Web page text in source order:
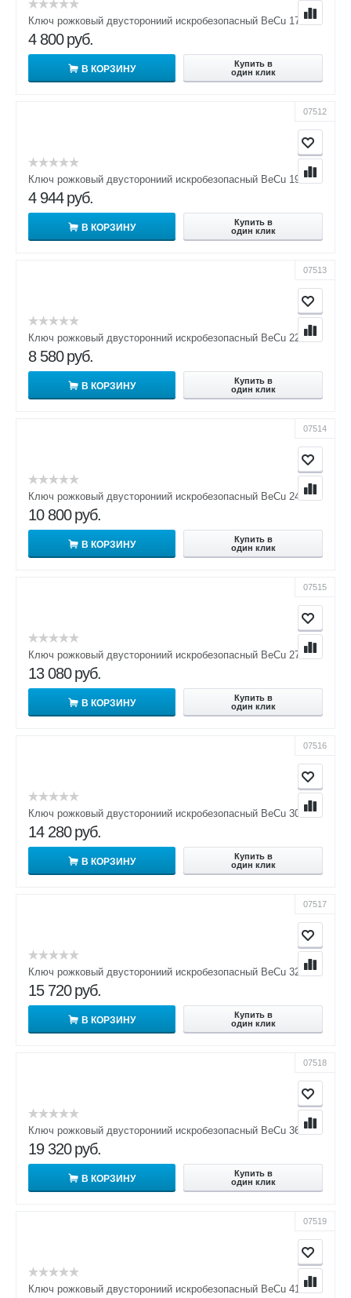
Ключ рожковый двусторониий искробезопасный BeCu 17х19
4 800 руб.
В КОРЗИНУ
Купить в
один клик
07512
Ключ рожковый двусторониий искробезопасный BeCu 19х22
4 944 руб.
В КОРЗИНУ
Купить в
один клик
07513
Ключ рожковый двусторонний искробезопасный BeCu 22х24
8 580 руб.
В КОРЗИНУ
Купить в
один клик
07514
Ключ рожковый двусторониий искробезопасный BeCu 24х27
10 800 руб.
В КОРЗИНУ
Купить в
один клик
07515
Ключ рожковый двусторониий искробезопасный BeCu 27х30
13 080 руб.
В КОРЗИНУ
Купить в
один клик
07516
Ключ рожковый двусторониий искробезопасный BeCu 30х32
14 280 руб.
В КОРЗИНУ
Купить в
один клик
07517
Ключ рожковый двусторониий искробезопасный BeCu 32х36
15 720 руб.
В КОРЗИНУ
Купить в
один клик
07518
Ключ рожковый двусторониий искробезопасный BeCu 36х41
19 320 руб.
В КОРЗИНУ
Купить в
один клик
07519
Ключ рожковый двусторониий искробезопасный BeCu 41х46